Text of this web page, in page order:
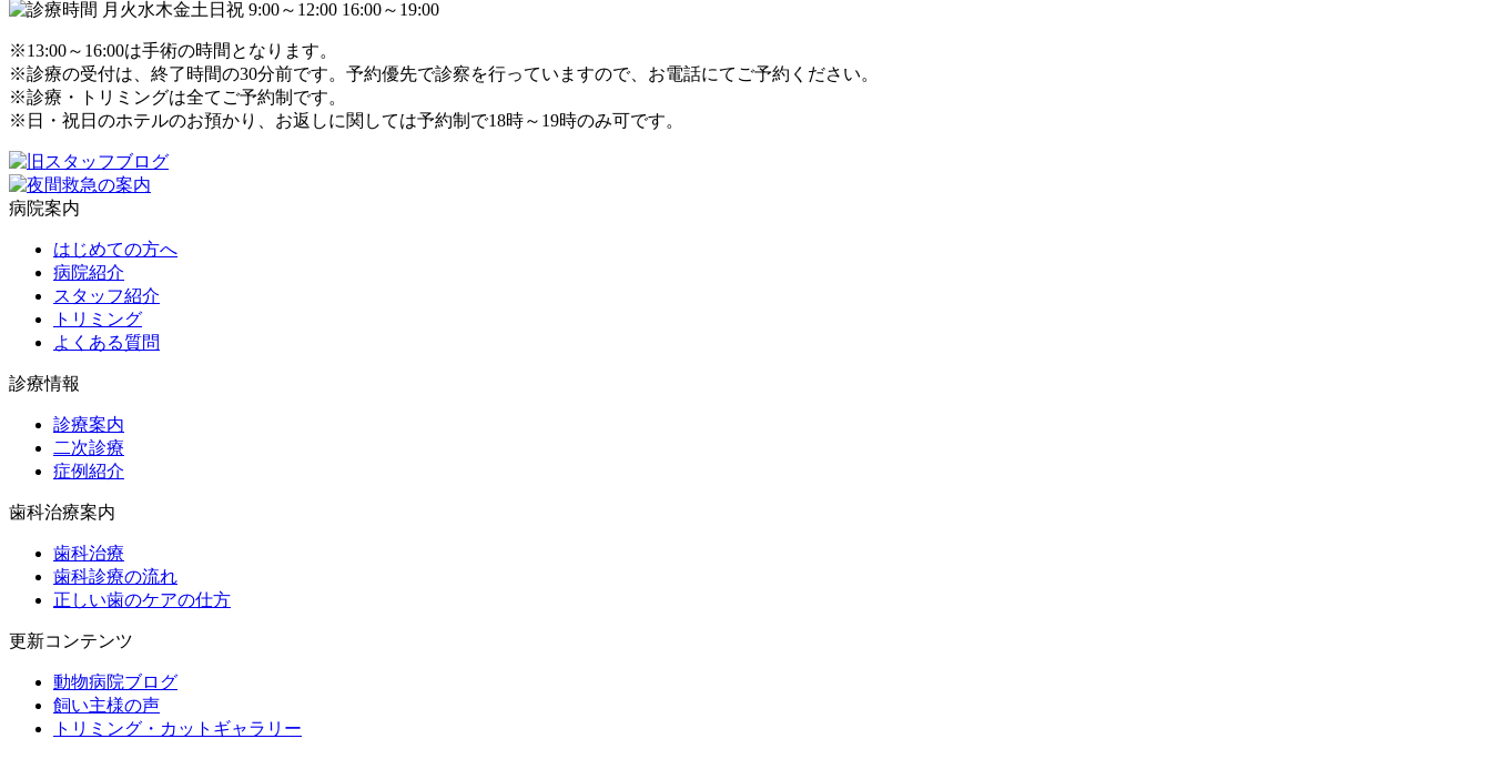
※13:00～16:00は手術の時間となります。
※診療の受付は、終了時間の30分前です。予約優先で診察を行っていますので、お電話にてご予約ください。
※診療・トリミングは全てご予約制です。
※日・祝日のホテルのお預かり、お返しに関しては予約制で18時～19時のみ可です。
病院案内
はじめての方へ
病院紹介
スタッフ紹介
トリミング
よくある質問
診療情報
診療案内
二次診療
症例紹介
歯科治療案内
歯科治療
歯科診療の流れ
正しい歯のケアの仕方
更新コンテンツ
動物病院ブログ
飼い主様の声
トリミング・カットギャラリー